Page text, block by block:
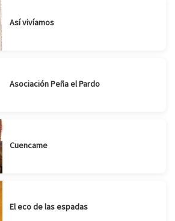
Así vivíamos
Asociación Peña el Pardo
Cuencame
El eco de las espadas